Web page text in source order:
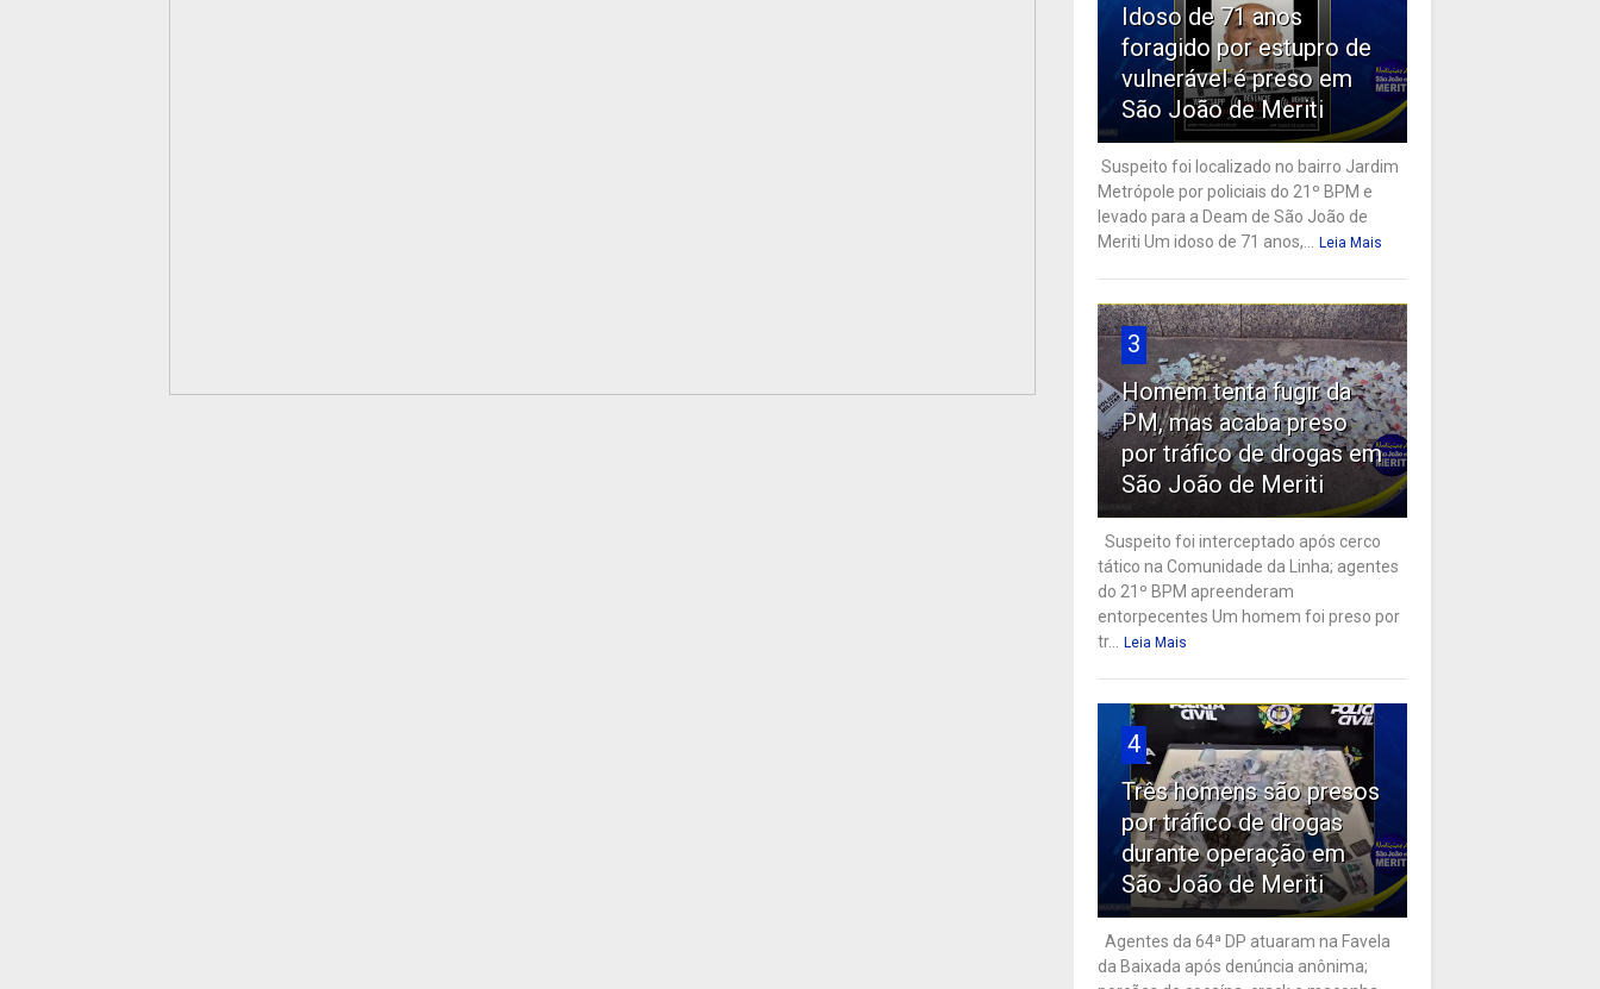
Idoso de 71 anos
foragido por estupro de
vulnerável é preso em
São João de Meriti
Suspeito foi localizado no bairro Jardim
Metrópole por policiais do 21º BPM e
levado para a Deam de São João de
Meriti Um idoso de 71 anos,...
Leia Mais
3
Homem tenta fugir da
PM, mas acaba preso
por tráfico de drogas em
São João de Meriti
Suspeito foi interceptado após cerco
tático na Comunidade da Linha; agentes
do 21º BPM apreenderam
entorpecentes Um homem foi preso por
tr...
Leia Mais
4
Três homens são presos
por tráfico de drogas
durante operação em
São João de Meriti
Agentes da 64ª DP atuaram na Favela
da Baixada após denúncia anônima;